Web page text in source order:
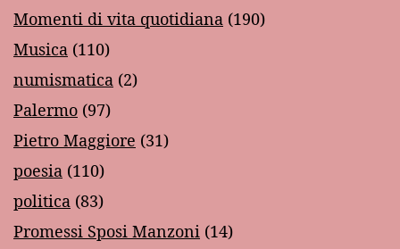
Momenti di vita quotidiana (190)
Musica (110)
numismatica (2)
Palermo (97)
Pietro Maggiore (31)
poesia (110)
politica (83)
Promessi Sposi Manzoni (14)